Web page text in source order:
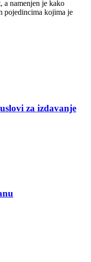
a namenjen je kako
pojedincima kojima je
za izdavanje